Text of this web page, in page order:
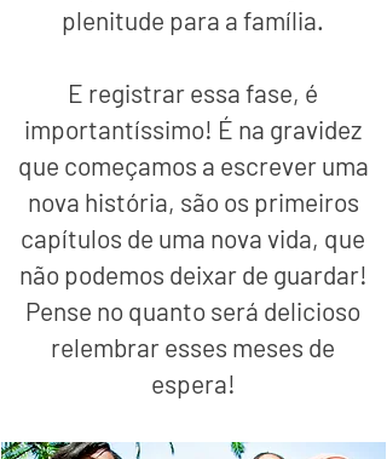
plenitude para a família.
E registrar essa fase, é
importantíssimo! É na gravidez
que começamos a escrever uma
nova história, são os primeiros
capítulos de uma nova vida, que
não podemos deixar de guardar!
Pense no quanto será delicioso
relembrar esses meses de
espera!